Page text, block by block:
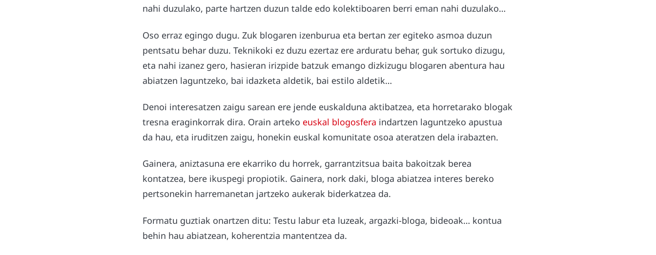
nahi duzulako, parte hartzen duzun talde edo kolektiboaren berri eman nahi duzulako…
Oso erraz egingo dugu. Zuk blogaren izenburua eta bertan zer egiteko asmoa duzun
pentsatu behar duzu. Teknikoki ez duzu ezertaz ere arduratu behar, guk sortuko dizugu,
eta nahi izanez gero, hasieran irizpide batzuk emango dizkizugu blogaren abentura hau
abiatzen laguntzeko, bai idazketa aldetik, bai estilo aldetik…
Denoi interesatzen zaigu sarean ere jende euskalduna aktibatzea, eta horretarako blogak
tresna eraginkorrak dira. Orain arteko euskal blogosfera indartzen laguntzeko apustua
da hau, eta iruditzen zaigu, honekin euskal komunitate osoa ateratzen dela irabazten.
Gainera, aniztasuna ere ekarriko du horrek, garrantzitsua baita bakoitzak berea
kontatzea, bere ikuspegi propiotik. Gainera, nork daki, bloga abiatzea interes bereko
pertsonekin harremanetan jartzeko aukerak biderkatzea da.
Formatu guztiak onartzen ditu: Testu labur eta luzeak, argazki-bloga, bideoak… kontua
behin hau abiatzean, koherentzia mantentzea da.